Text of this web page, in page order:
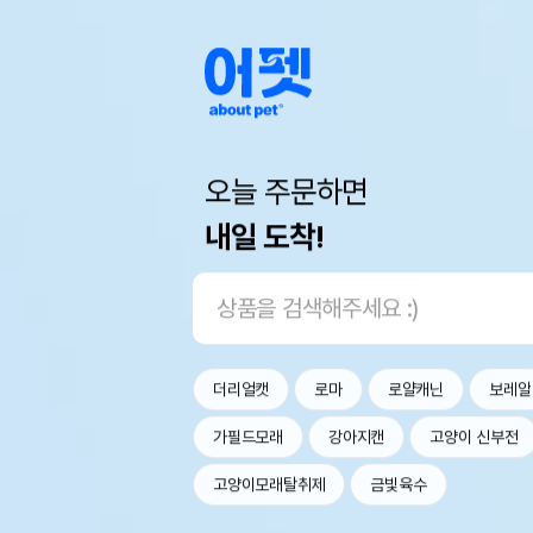
오늘 주문하면
내일 도착!
더리얼캣 로마 로얄캐닌 보레알
가필드모래 강아지캔 고양이 신부전
고양이모래탈취제 금빛육수